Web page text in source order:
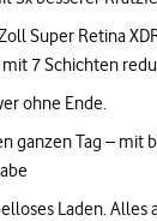
Super Retina
7 Schichten
ohne Ende.
ganzen Tag – mit
Laden. Alles